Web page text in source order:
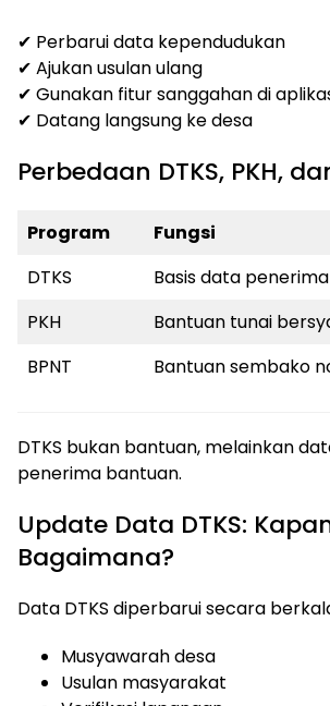
✔ Perbarui data kependudukan
✔ Ajukan usulan ulang
✔ Gunakan fitur sanggahan di
✔ Datang langsung ke desa
Perbedaan DTKS, PKH,
Program
Fungsi
DTKS
Basis data penerima
PKH
Bantuan tunai
BPNT
Bantuan sembako
DTKS bukan bantuan, melainkan
penerima bantuan.
Update Data DTKS:
Bagaimana?
Data DTKS diperbarui secara
Musyawarah desa
Usulan masyarakat